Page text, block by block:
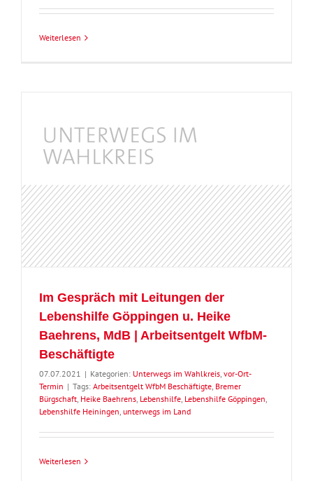
Weiterlesen
Im Gespräch mit Leitungen der
Lebenshilfe Göppingen u. Heike
Baehrens, MdB | Arbeitsentgelt WfbM-
Beschäftigte
07.07.2021 | Kategorien: Unterwegs im Wahlkreis, vor-Ort-
Termin | Tags: Arbeitsentgelt WfbM Beschäftigte, Bremer
Bürgschaft, Heike Baehrens, Lebenshilfe, Lebenshilfe Göppingen,
Lebenshilfe Heiningen, unterwegs im Land
Weiterlesen